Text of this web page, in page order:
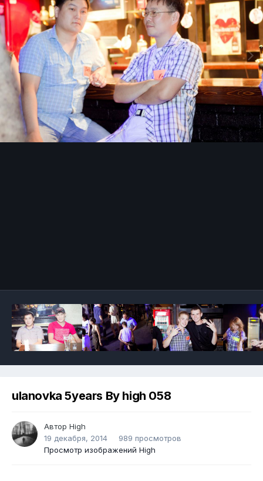
ulanovka 5years By high 058
Автор High
19 декабря, 2014
989 просмотров
Просмотр изображений High